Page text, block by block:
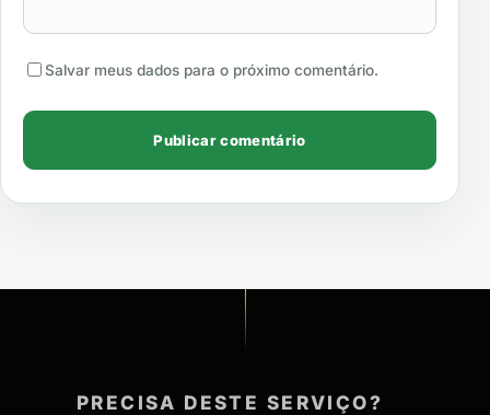
Salvar meus dados para o próximo comentário.
PRECISA DESTE SERVIÇO?